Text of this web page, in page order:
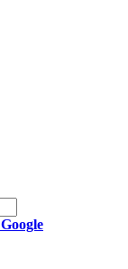
Google